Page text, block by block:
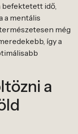
befektetett idő,
a mentális
még
így a
a